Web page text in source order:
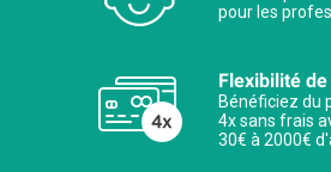
pour les
Flexibilité
Bénéficiez du
4x sans frais
30€ à 2000€